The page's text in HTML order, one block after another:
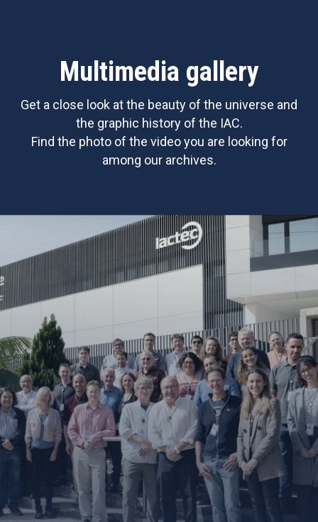
Multimedia gallery
Get a close look at the beauty of the universe and
the graphic history of the IAC.
Find the photo of the video you are looking for
among our archives.